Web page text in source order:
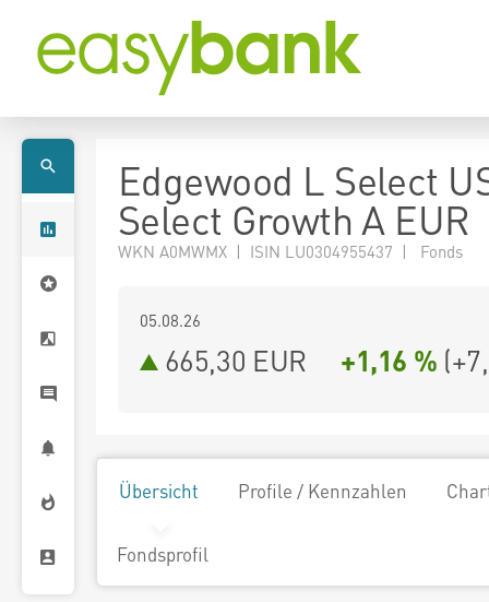
Edgewood L Select
Select Growth A EUR
WKN A0MWMX | ISIN LU0304955437 | Fonds
05.08.26
665,30 EUR +1,16 % (
Übersicht Profile / Kennzahlen
Fondsprofil